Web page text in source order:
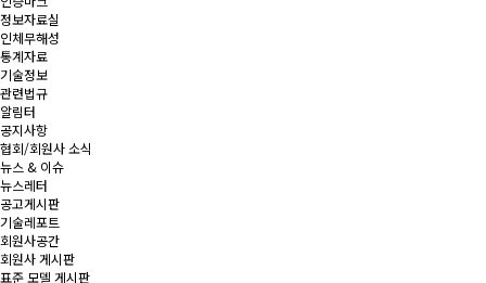
정보자료실
인체무해성
통계자료
기술정보
관련법규
알림터
공지사항
협회/회원사 소식
뉴스 & 이슈
뉴스레터
공고게시판
기술레포트
회원사공간
회원사 게시판
표준 모델 게시판